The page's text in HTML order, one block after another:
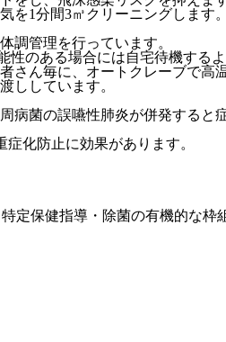
を1分間3㎥クリーニングします。
調管理を行っています。
のある場合には自宅待機するよ
さん毎に、オートクレーブで高
ししています。
病菌の誤嚥性肺炎が併発すると
化防止に効果があります。
特定保健指導・除菌の有機的な枠